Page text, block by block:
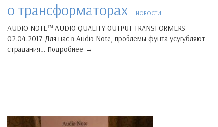
о трансформаторах НОВОСТИ
AUDIO NOTE™ AUDIO QUALITY OUTPUT TRANSFORMERS
02.04.2017 Для нас в Audio Note, проблемы фунта усугубляют
страдания… Подробнее →